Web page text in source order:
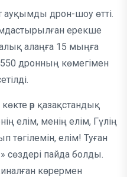
ауқымды дрон-шоу өтті.
ерекше
алаңға 15 мыңға
дронның көмегімен
әр қазақстандық
елім, менің елім, Гүлің
елім! Туған
сөздері пайда болды.
көрермен